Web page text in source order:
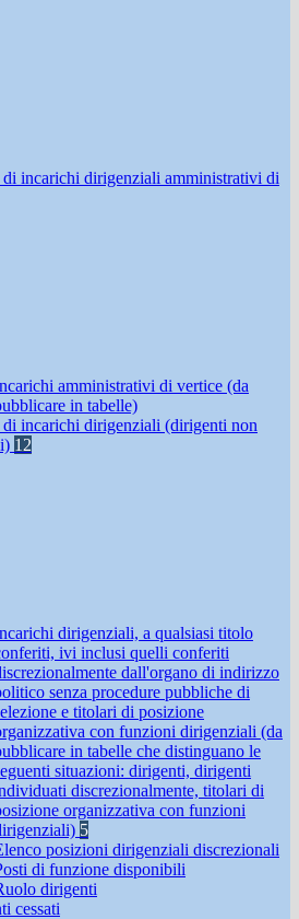
incarichi dirigenziali amministrativi di
amministrativi di vertice (da
in tabelle)
incarichi dirigenziali (dirigenti non
12
dirigenziali, a qualsiasi titolo
ivi inclusi quelli conferiti
dall'organo di indirizzo
senza procedure pubbliche di
e titolari di posizione
con funzioni dirigenziali (da
in tabelle che distinguano le
situazioni: dirigenti, dirigenti
discrezionalmente, titolari di
organizzativa con funzioni
5
posizioni dirigenziali discrezionali
di funzione disponibili
dirigenti
cessati